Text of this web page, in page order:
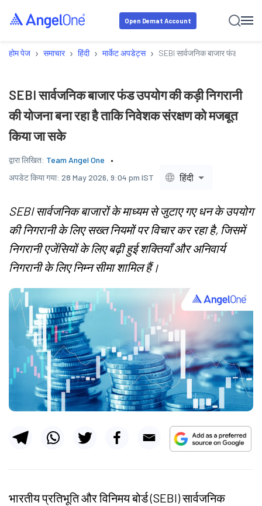
Open Demat Account
होम पेज › समाचार › हिंदी › मार्केट अपडेट्स › SEBI सार्वजनिक बाजार फंड
SEBI सार्वजनिक बाजार फंड उपयोग की कड़ी निगरानी
की योजना बना रहा है ताकि निवेशक संरक्षण को मजबूत
किया जा सके
द्वारा लिखित: Team Angel One
अपडेट किया गया: 28 May 2026, 9:04 pm IST हिंदी
SEBI सार्वजनिक बाजारों के माध्यम से जुटाए गए धन के उपयोग
की निगरानी के लिए सख्त नियमों पर विचार कर रहा है, जिसमें
निगरानी एजेंसियों के लिए बढ़ी हुई शक्तियाँ और अनिवार्य
निगरानी के लिए निम्न सीमा शामिल हैं।
भारतीय प्रतिभूति और विनिमय बोर्ड (SEBI) सार्वजनिक